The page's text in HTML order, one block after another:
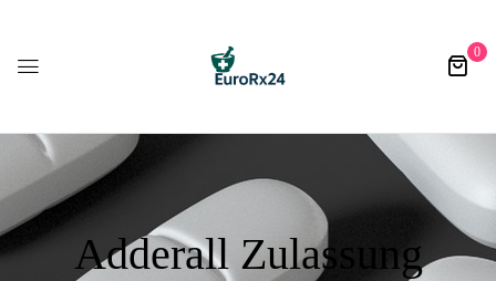
0
Adderall Zulassung